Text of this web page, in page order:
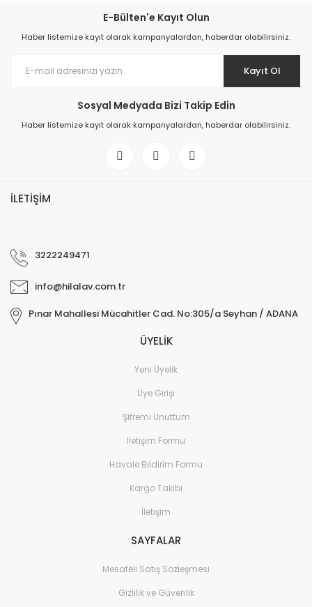
E-Bülten'e Kayıt Olun
Haber listemize kayıt olarak kampanyalardan, haberdar olabilirsiniz.
Kayıt Ol
Sosyal Medyada Bizi Takip Edin
Haber listemize kayıt olarak kampanyalardan, haberdar olabilirsiniz.
İLETİŞİM
3222249471
info@hilalav.com.tr
Pınar Mahallesi Mücahitler Cad. No:305/a Seyhan / ADANA
ÜYELİK
Yeni Üyelik
Üye Girişi
Şifremi Unuttum
İletişim Formu
Havale Bildirim Formu
Kargo Takibi
İletişim
SAYFALAR
Mesafeli Satış Sözleşmesi
Gizlilik ve Güvenlik